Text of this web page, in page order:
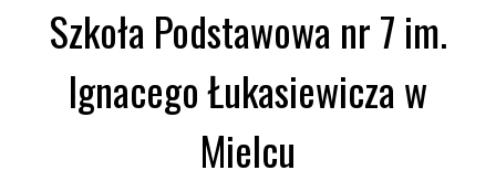
Szkoła Podstawowa nr 7 im.
Ignacego Łukasiewicza w
Mielcu